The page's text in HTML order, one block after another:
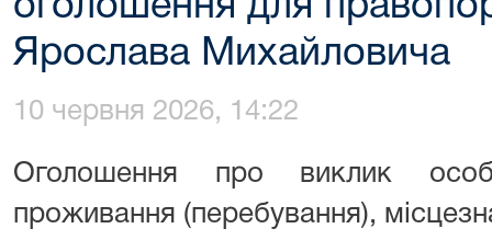
Ярослава Михайловича
10 червня 2026, 14:22
Оголошення про виклик
проживання (перебування),